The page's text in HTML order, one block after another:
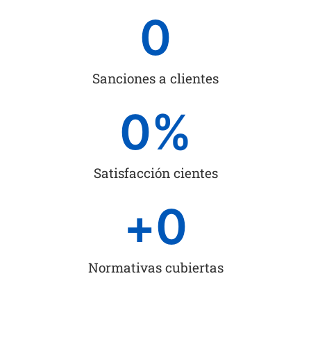
Sanciones a clientes
0
Satisfacción cientes
0%
Normativas cubiertas
+0